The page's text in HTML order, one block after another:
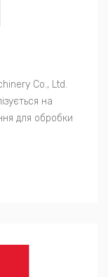
Co., Ltd.
на
для обробки